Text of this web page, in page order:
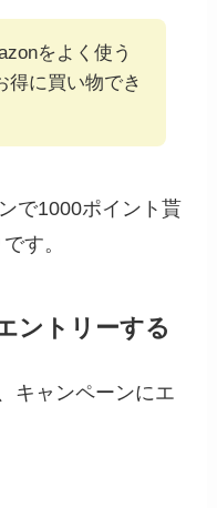
をよく使う
得に買い物でき
で1000ポイント貰
す。
ントリーする
キャンペーンにエ